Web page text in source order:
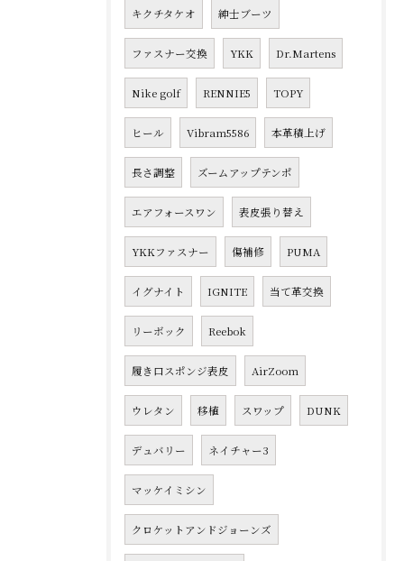
キクチタケオ 紳士ブーツ
ファスナー交換 YKK Dr.Martens
Nike golf RENNIE5 TOPY
ヒール Vibram5586 本革積上げ
長さ調整 ズームアップテンポ
エアフォースワン 表皮張り替え
YKKファスナー 傷補修 PUMA
イグナイト IGNITE 当て革交換
リーボック Reebok
履き口スポンジ表皮 AirZoom
ウレタン 移植 スワップ DUNK
デュバリー ネイチャー3
マッケイミシン
クロケットアンドジョーンズ